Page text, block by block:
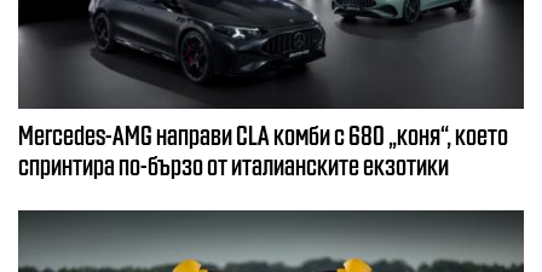
Mercedes-AMG направи CLA комби с 680 „коня“, което
спринтира по-бързо от италианските екзотики